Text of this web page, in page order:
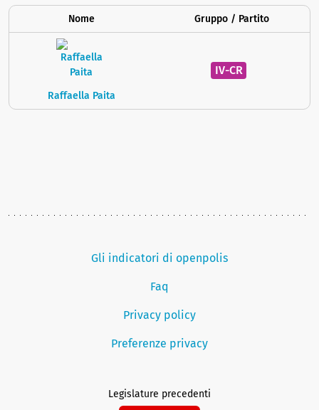
Nome Gruppo / Partito
Raffaella Paita
IV-CR
Gli indicatori di openpolis
Faq
Privacy policy
Preferenze privacy
Legislature precedenti